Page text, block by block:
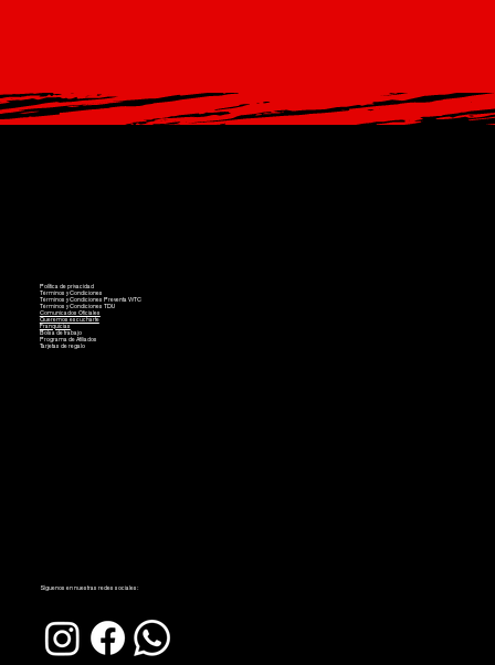
Síguenos en nuestras redes sociales:
Política de privacidad
Términos y Condiciones
Términos y Condiciones Preventa WTC
Términos y Condiciones TDU
Comunicados Oficiales
Queremos escucharte
Franquicias
Bolsa de trabajo
Programa de Afiliados
Tarjetas de regalo